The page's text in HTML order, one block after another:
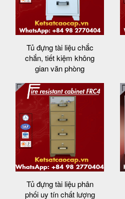
Tủ đựng tài liệu chắc
chắn, tiết kiệm không
gian văn phòng
Tủ đựng tài liệu phân
phối uy tín chất lượng